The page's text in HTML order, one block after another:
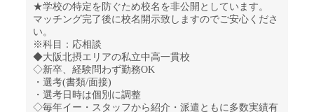
★学校の特定を防ぐため校名を非公開としています。
マッチング完了後に校名開示致しますのでご安心くださ
い。
※科目：応相談
◆大阪北摂エリアの私立中高一貫校
◇新卒、経験問わず勤務OK
・選考(書類/面接)
・選考日時は個別に調整
◇毎年イー・スタッフから紹介・派遣ともに多数実績有